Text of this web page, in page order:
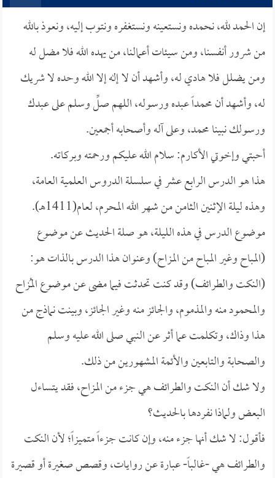
إن الحمد لله، نحمده ونستعينه ونستغفره ونتوب إليه، ونعوذ بالله
من شرور أنفسنا، ومن سيئات أعمالنا، من يهده الله فلا مضل له
ومن يضلل فلا هادي له، وأشهد أن لا إله إلا الله وحده لا شريك
له، وأشهد أن محمداً عبده ورسوله، اللهم صلِّ وسلم على عبدك
ورسولك نبينا محمد، وعلى آله وأصحابه أجمعين.
أحبتي وإخوتي الأكارم: سلام الله عليكم ورحمته وبركاته.
هذا هو الدرس الرابع عشر في سلسلة الدروس العلمية العامة،
وهذه ليلة الإثنين الثامن من شهر الله المحرم، لعام(1411هـ).
موضوع الدرس في هذه الليلة، هو صلة الحديث عن موضوع
(المباح وغير المباح من المزاح) وعنوان هذا الدرس بالذات هو:
(النكت والطرائف) وقد كنت تحدثت فيما مضى عن موضوع المُزاح
والمحمود منه والمذموم، والجائز منه وغير الجائز، وبينت نماذج من
هذا وذاك، وتكلمت عما أثر عن النبي صلى الله عليه وسلم
والصحابة والتابعين والأئمة المشهورين من ذلك.
ولا شك أن النكت والطرائف هي جزء من المزاح، فقد يتساءل
البعض ولماذا نفردها بالحديث؟
فأقول: لا شك أنها جزء منه، وإن كانت جزءاً متميزاً؛ لأن النكت
والطرائف هي -غالباً- عبارة عن روايات، وقصص صغيرة أو قصيرة